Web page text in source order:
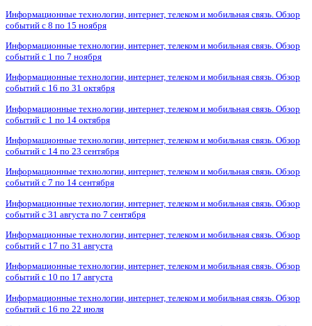
Информационные технологии, интернет, телеком и мобильная связь. Обзор
событий с 8 по 15 ноября
Информационные технологии, интернет, телеком и мобильная связь. Обзор
событий с 1 по 7 ноября
Информационные технологии, интернет, телеком и мобильная связь. Обзор
событий с 16 по 31 октября
Информационные технологии, интернет, телеком и мобильная связь. Обзор
событий с 1 по 14 октября
Информационные технологии, интернет, телеком и мобильная связь. Обзор
событий с 14 по 23 сентября
Информационные технологии, интернет, телеком и мобильная связь. Обзор
событий с 7 по 14 сентября
Информационные технологии, интернет, телеком и мобильная связь. Обзор
событий с 31 августа по 7 сентября
Информационные технологии, интернет, телеком и мобильная связь. Обзор
событий с 17 по 31 августа
Информационные технологии, интернет, телеком и мобильная связь. Обзор
событий с 10 по 17 августа
Информационные технологии, интернет, телеком и мобильная связь. Обзор
событий с 16 по 22 июля